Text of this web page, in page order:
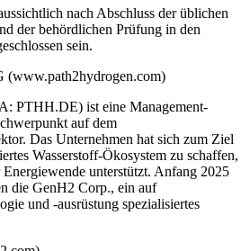
nach Abschluss der üblichen
der behördlichen Prüfung in den
sein.
(www.path2hydrogen.com)
PTHH.DE) ist eine Management-
auf dem
Das Unternehmen hat sich zum Ziel
Wasserstoff-Ökosystem zu schaffen,
unterstützt. Anfang 2025
die GenH2 Corp., ein auf
und -ausrüstung spezialisiertes